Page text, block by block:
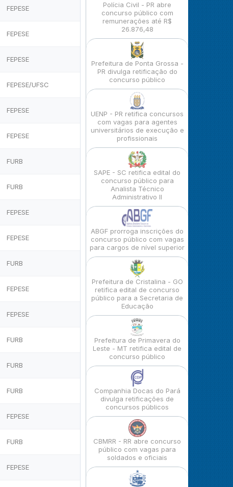
FEPESE
FEPESE
FEPESE
FEPESE/UFSC
FEPESE
FEPESE
FURB
FURB
FEPESE
FEPESE
FURB
FEPESE
FEPESE
FURB
FURB
FURB
FEPESE
FURB
FEPESE
Polícia Civil - PR abre
concurso público com
remunerações até R$
26.876,48
Prefeitura de Ponta Grossa -
PR divulga retificação do
concurso público
UENP - PR retifica concursos
com vagas para agentes
universitários de execução e
profissionais
SAPE - SC retifica edital do
concurso público para
Analista Técnico
Administrativo II
ABGF prorroga inscrições do
concurso público com vagas
para cargos de nível superior
Prefeitura de Cristalina - GO
retifica edital de concurso
público para a Secretaria de
Educação
Prefeitura de Primavera do
Leste - MT retifica edital de
concurso público
Companhia Docas do Pará
divulga retificações de
concursos públicos
CBMRR - RR abre concurso
público com vagas para
soldados e oficiais